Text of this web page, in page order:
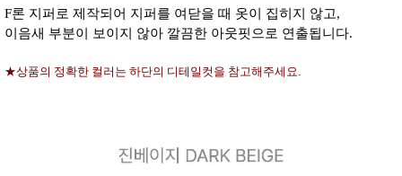
F론 지퍼로 제작되어 지퍼를 여닫을 때 옷이 집히지 않고,
이음새 부분이 보이지 않아 깔끔한 아웃핏으로 연출됩니다.
★상품의 정확한 컬러는 하단의 디테일컷을 참고해주세요.